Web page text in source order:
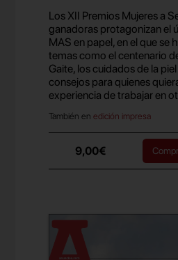
Los XII Premios Mujeres a
ganadoras protagonizan el
MAS en papel, en el que se
temas como el centenario
Gaite, los cuidados de la
consejos para quienes
experiencia de trabajar en
También enedición impresa
9,00€